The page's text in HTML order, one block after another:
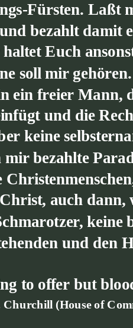
Fürsten. Laßt
bezahlt damit
haltet Euch
soll mir
ein freier Mann,
und die
keine
bezahlte
auch dann,
keine
und den
to offer but
Churchill (House of